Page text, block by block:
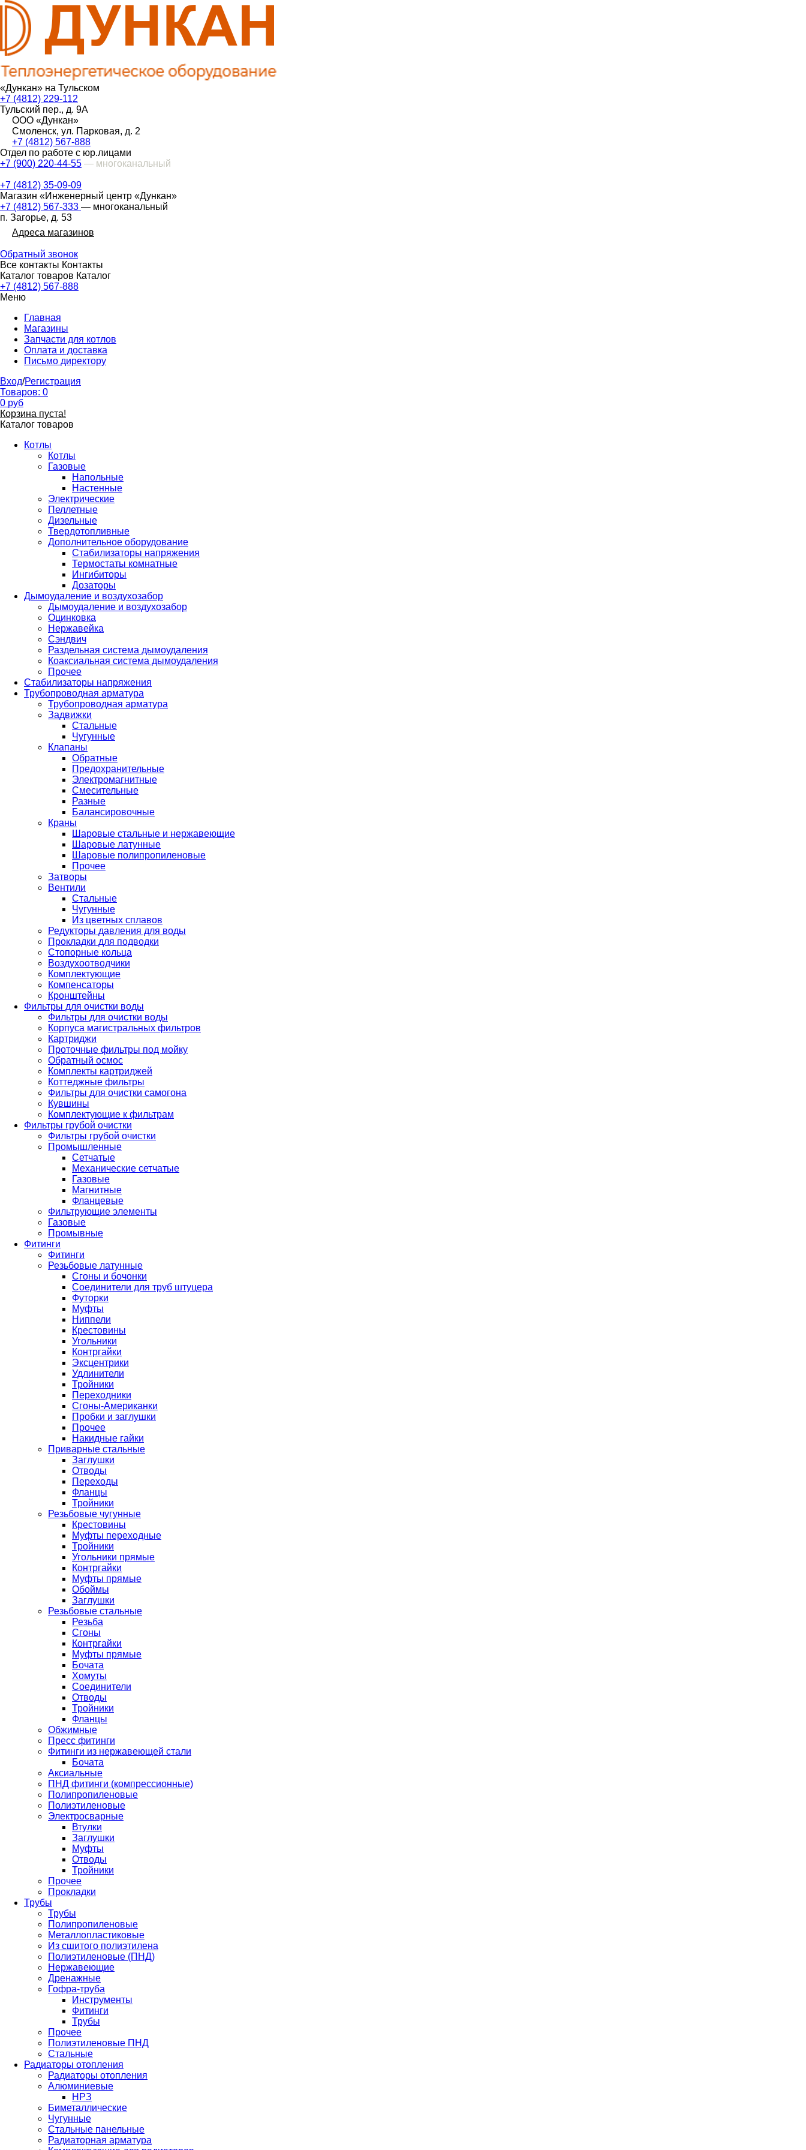
«Дункан» на Тульском
+7 (4812) 229-112
Тульский пер., д. 9А
ООО «Дункан»
Смоленск, ул. Парковая, д. 2
+7 (4812) 567-888
Отдел по работе с юр.лицами
+7 (900) 220-44-55 — многоканальный
+7 (4812) 35-09-09
Магазин «Инженерный центр «Дункан»
+7 (4812) 567-333 — многоканальный
п. Загорье, д. 53
Адреса магазинов
Обратный звонок
Все контакты Контакты
Каталог товаров Каталог
+7 (4812) 567-888
Меню
Главная
Магазины
Запчасти для котлов
Оплата и доставка
Письмо директору
Вход/Регистрация
Товаров: 0
0 руб
Корзина пуста!
Каталог товаров
Котлы
Котлы
Газовые
Напольные
Настенные
Электрические
Пеллетные
Дизельные
Твердотопливные
Дополнительное оборудование
Стабилизаторы напряжения
Термостаты комнатные
Ингибиторы
Дозаторы
Дымоудаление и воздухозабор
Дымоудаление и воздухозабор
Оцинковка
Нержавейка
Сэндвич
Раздельная система дымоудаления
Коаксиальная система дымоудаления
Прочее
Стабилизаторы напряжения
Трубопроводная арматура
Трубопроводная арматура
Задвижки
Стальные
Чугунные
Клапаны
Обратные
Предохранительные
Электромагнитные
Смесительные
Разные
Балансировочные
Краны
Шаровые стальные и нержавеющие
Шаровые латунные
Шаровые полипропиленовые
Прочее
Затворы
Вентили
Стальные
Чугунные
Из цветных сплавов
Редукторы давления для воды
Прокладки для подводки
Стопорные кольца
Воздухоотводчики
Комплектующие
Компенсаторы
Кронштейны
Фильтры для очистки воды
Фильтры для очистки воды
Корпуса магистральных фильтров
Картриджи
Проточные фильтры под мойку
Обратный осмос
Комплекты картриджей
Коттеджные фильтры
Фильтры для очистки самогона
Кувшины
Комплектующие к фильтрам
Фильтры грубой очистки
Фильтры грубой очистки
Промышленные
Сетчатые
Механические сетчатые
Газовые
Магнитные
Фланцевые
Фильтрующие элементы
Газовые
Промывные
Фитинги
Фитинги
Резьбовые латунные
Сгоны и бочонки
Соединители для труб штуцера
Футорки
Муфты
Ниппели
Крестовины
Угольники
Контргайки
Эксцентрики
Удлинители
Тройники
Переходники
Сгоны-Американки
Пробки и заглушки
Прочее
Накидные гайки
Приварные стальные
Заглушки
Отводы
Переходы
Фланцы
Тройники
Резьбовые чугунные
Крестовины
Муфты переходные
Тройники
Угольники прямые
Контргайки
Муфты прямые
Обоймы
Заглушки
Резьбовые стальные
Резьба
Сгоны
Контргайки
Муфты прямые
Бочата
Хомуты
Соединители
Отводы
Тройники
Фланцы
Обжимные
Пресс фитинги
Фитинги из нержавеющей стали
Бочата
Аксиальные
ПНД фитинги (компрессионные)
Полипропиленовые
Полиэтиленовые
Электросварные
Втулки
Заглушки
Муфты
Отводы
Тройники
Прочее
Прокладки
Трубы
Трубы
Полипропиленовые
Металлопластиковые
Из сшитого полиэтилена
Полиэтиленовые (ПНД)
Нержавеющие
Дренажные
Гофра-труба
Инструменты
Фитинги
Трубы
Прочее
Полиэтиленовые ПНД
Стальные
Радиаторы отопления
Радиаторы отопления
Алюминиевые
НРЗ
Биметаллические
Чугунные
Стальные панельные
Радиаторная арматура